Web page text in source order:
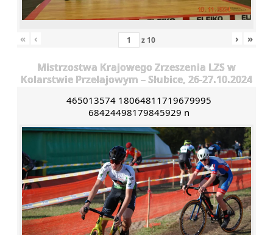
« ‹ z 10 › »
Mistrzostwa Krajowego Zrzeszenia LZS w
Kolarstwie Przełajowym – Słubice, 26-27.10.2024
465013574 18064811719679995
68424498179845929 n